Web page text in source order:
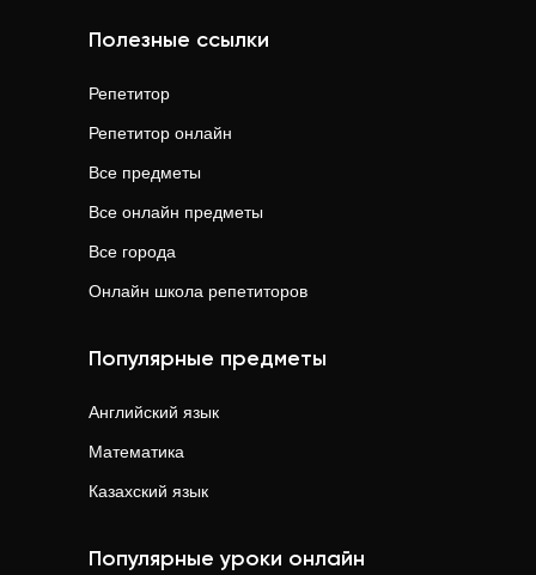
Полезные ссылки
Репетитор
Репетитор онлайн
Все предметы
Все онлайн предметы
Все города
Онлайн школа репетиторов
Популярные предметы
Английский язык
Математика
Казахский язык
Популярные уроки онлайн